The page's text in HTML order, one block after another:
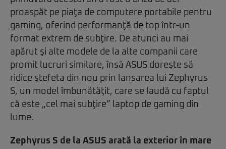
proaspăt pe piaţa de computere portabile pentru
gaming, oferind performanţă de top într-un
format extrem de subţire. De atunci au mai
apărut şi alte modele de la alte companii care
promit lucruri similare, însă ASUS doreşte să
ridice ştefeta din nou prin lansarea lui Zephyrus
S, un model îmbunătăţit, care se laudă cu faptul
că este „cel mai subţire” laptop de gaming din
lume.
Zephyrus S de la ASUS arată la exterior în mare